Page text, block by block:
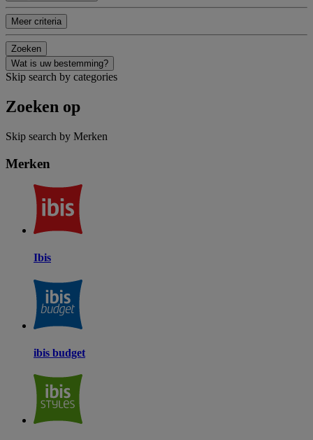
Meer criteria
Zoeken
Wat is uw bestemming?
Skip search by categories
Zoeken op
Skip search by Merken
Merken
Ibis
ibis budget